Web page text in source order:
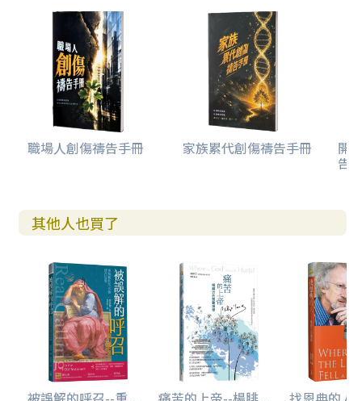
職場人創傷禱告手冊 家族累代創傷禱告手冊 開
告(
其他人也買了